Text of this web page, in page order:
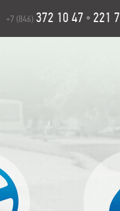
+7 (846) 372 10 47 • 221